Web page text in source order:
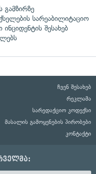
გამზირზე
სარეაბილიტაციო
შესახებ
ჩვენ შესახებ
რეკლამა
სარედაქციო კოდექსი
მასალის გამოყენების პირობები
კონტაქტი